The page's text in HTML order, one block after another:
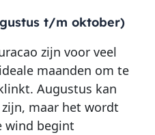
t/m oktober)
zijn voor veel
maanden om te
Augustus kan
maar het wordt
wind begint